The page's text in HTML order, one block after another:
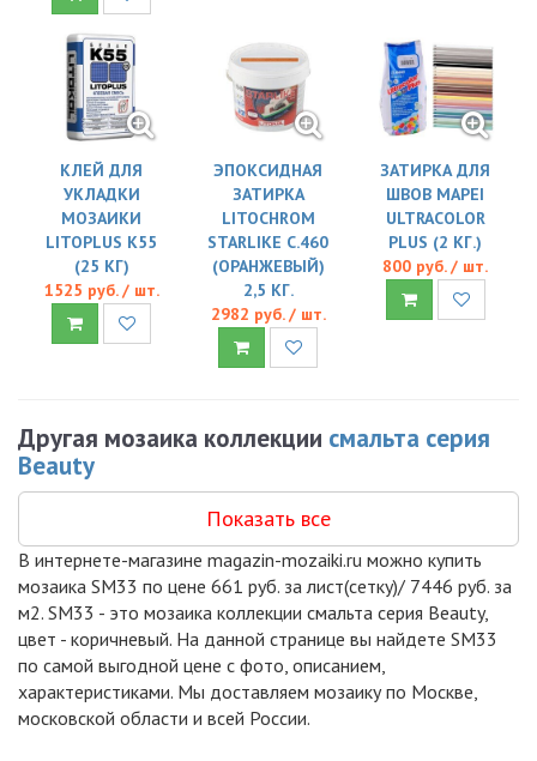
КЛЕЙ ДЛЯ
УКЛАДКИ
МОЗАИКИ
LITOPLUS K55
(25 КГ)
1525 руб. / шт.
ЭПОКСИДНАЯ
ЗАТИРКА
LITOCHROM
STARLIKE C.460
(ОРАНЖЕВЫЙ)
2,5 КГ.
2982 руб. / шт.
ЗАТИРКА ДЛЯ
ШВОВ MAPEI
ULTRACOLOR
PLUS (2 КГ.)
800 руб. / шт.
Другая мозаика коллекции смальта серия
Beauty
Показать все
В интернете-магазине magazin-mozaiki.ru можно купить
мозаика SM33 по цене 661 руб. за лист(сетку)/ 7446 руб. за
м2. SM33 - это мозаика коллекции смальта серия Beauty,
цвет - коричневый. На данной странице вы найдете SM33
по самой выгодной цене с фото, описанием,
характеристиками. Мы доставляем мозаику по Москве,
московской области и всей России.